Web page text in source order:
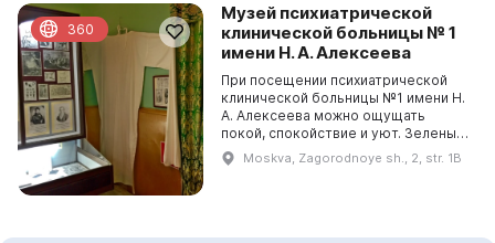
Музей психиатрической
клинической больницы № 1
имени Н. А. Алексеева
При посещении психиатрической
клинической больницы №1 имени Н.
А. Алексеева можно ощущать
покой, спокойствие и уют. Зеленые
газоны, извивающиеся дорожки для
прогулок, вальяжно гуляющие грачи
Moskva, Zagorodnoye sh., 2, str. 1B
360